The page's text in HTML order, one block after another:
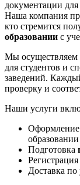
документации для
Наша компания
кто стремится
образовании с
Мы осуществляем
для студентов и
заведений.
проверку и
Наши услуги
Оформление
образовании
Подготовка
Доставка по